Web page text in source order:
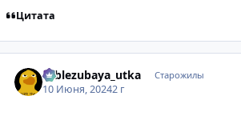
Цитата
sablezubaya_utka Старожилы
10 Июня, 20242 г